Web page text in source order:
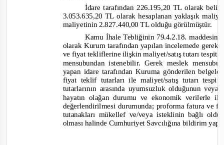
İdare tarafından 226.195,20 TL olarak
3.053.635,20TL olarak hesaplanan yaklaşık
maliyetinin 2.827.440,00 TL olduğu görülmüştür.
Kamu İhale Tebliğinin 79.4.2.18.
olarak Kurum tarafından yapılan incelemede
ve fiyat tekliflerine ilişkin maliyet/satış tutarı tespit
mensubundan istenebilir. Gerek meslek
yapan idare tarafından Kuruma gönderilen
fiyat teklif tutarları ile maliyet/satış tutarı
tutarlarının arasında uyumsuzluk olduğunun
hayatın olağan durumu ve ekonomik verilerle
değerlendirilmesi durumunda; proforma fatura ve
tutanakları mükellef ve/veya isteklinin bağlı
olması halinde Cumhuriyet Savcılığına bildirim